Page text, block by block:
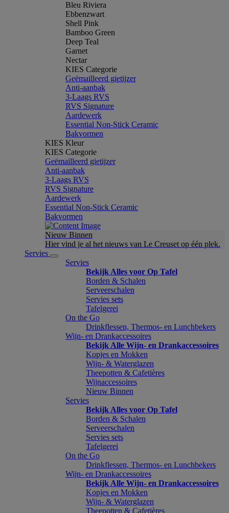
Bleu Riviera
Ebbenzwart
Shell Pink
Bamboo Green
Deep Teal
Garnet
Nectar
KIES Categorie
Geëmailleerd gietijzer
Anti-aanbak
3-Laags RVS
RVS Signature
Aardewerk
Essential Non-Stick Ceramic
Bakvormen
KIES Kleur
KIES Categorie
Geëmailleerd gietijzer
Anti-aanbak
3-Laags RVS
RVS Signature
Aardewerk
Essential Non-Stick Ceramic
Bakvormen
Nieuw Binnen
Hier vind je al het nieuws van Le Creuset op één plek.
Servies
Servies
Bekijk Alles voor Op Tafel
Borden & Schalen
Serveerschalen
Servies sets
Tafelgerei
On the Go
Drinkflessen, Thermos- en Lunchbekers
Wijn- en Drankaccessoires
Bekijk Alle Wijn- en Drankaccessoires
Kopjes en Mokken
Wijn- & Waterglazen
Theepotten & Cafetières
Wijnaccessoires
Nieuw Binnen
Servies
Bekijk Alles voor Op Tafel
Borden & Schalen
Serveerschalen
Servies sets
Tafelgerei
On the Go
Drinkflessen, Thermos- en Lunchbekers
Wijn- en Drankaccessoires
Bekijk Alle Wijn- en Drankaccessoires
Kopjes en Mokken
Wijn- & Waterglazen
Theepotten & Cafetières